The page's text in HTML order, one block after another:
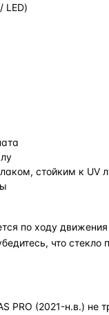
LED)
стойким к UV
по ходу
что стекло
PRO (2021-н.в.) не